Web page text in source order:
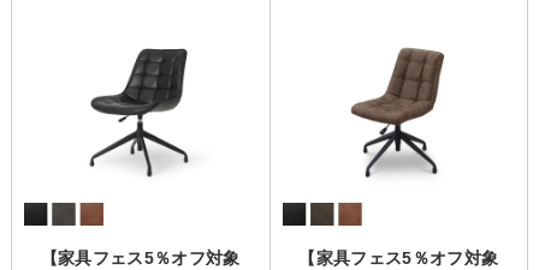
【家具フェス5％オフ対象
【家具フェス5％オフ対象